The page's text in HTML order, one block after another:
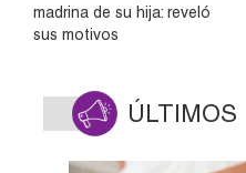
madrina de su hija: reveló
sus motivos
ÚLTIMOS